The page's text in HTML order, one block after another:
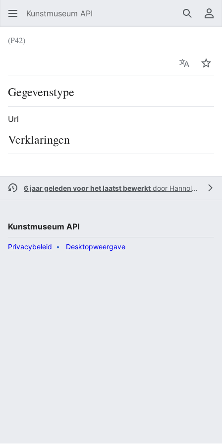
Kunstmuseum API Zoeken
(P42)
Taal
Gegevenstype
Url
Verklaringen
6 jaar geleden voor het laatst bewerkt door Hannolans
Kunstmuseum API
Privacybeleid Desktopweergave